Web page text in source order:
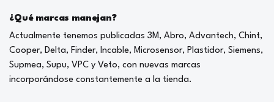
¿Qué marcas manejan?
Actualmente tenemos publicadas 3M, Abro, Advantech, Chint,
Cooper, Delta, Finder, Incable, Microsensor, Plastidor, Siemens,
Supmea, Supu, VPC y Veto, con nuevas marcas
incorporándose constantemente a la tienda.